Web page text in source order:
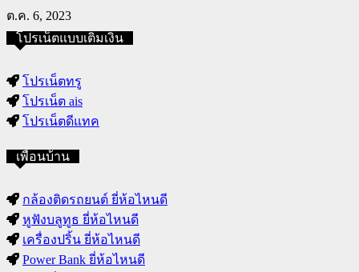
ต.ค. 6, 2023
โปรเน็ตแบบเติมเงิน
โปรเน็ตทรู
โปรเน็ต ais
โปรเน็ตดีแทค
เพื่อนบ้าน
กล้องติดรถยนต์ ยี่ห้อไหนดี
หูฟังบลูทูธ ยี่ห้อไหนดี
เครื่องปริ้น ยี่ห้อไหนดี
Power Bank ยี่ห้อไหนดี